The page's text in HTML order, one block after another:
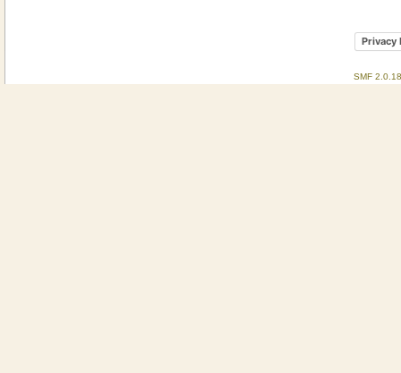
Privacy
SMF 2.0.18